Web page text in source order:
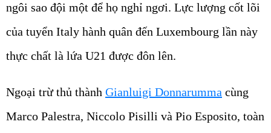
ngôi sao đội một để họ nghỉ ngơi. Lực lượng cốt lõi
của tuyển Italy hành quân đến Luxembourg lần này
thực chất là lứa U21 được đôn lên.
Ngoại trừ thủ thành Gianluigi Donnarumma cùng
Marco Palestra, Niccolo Pisilli và Pio Esposito, toàn